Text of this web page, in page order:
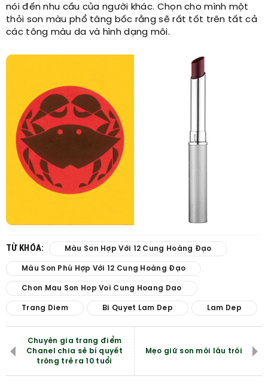
nói đến nhu cầu của người khác. Chọn cho mình một
thỏi son màu phổ tâng bốc rằng sẽ rất tốt trên tất cả
các tông màu da và hình dạng môi.
TỪ KHÓA: Màu Son Hợp Với 12 Cung Hoàng Đạo
Màu Son Phù Hợp Với 12 Cung Hoàng Đạo
Chon Mau Son Hop Voi Cung Hoang Dao
Trang Diem Bi Quyet Lam Dep Lam Dep
Chuyên gia trang điểm
Chanel chia sẻ bí quyết
trông trẻ ra 10 tuổi
Mẹo giữ son môi lâu trôi